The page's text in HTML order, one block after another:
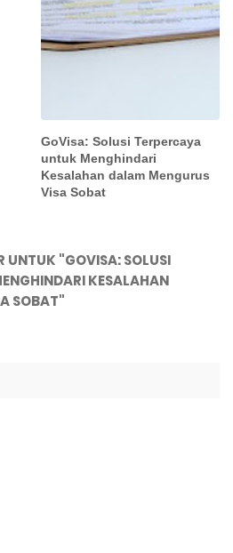
GoVisa: Solusi Terpercaya
untuk Menghindari
Kesalahan dalam Mengurus
Visa Sobat
UNTUK "GOVISA: SOLUSI
KESALAHAN
SOBAT"